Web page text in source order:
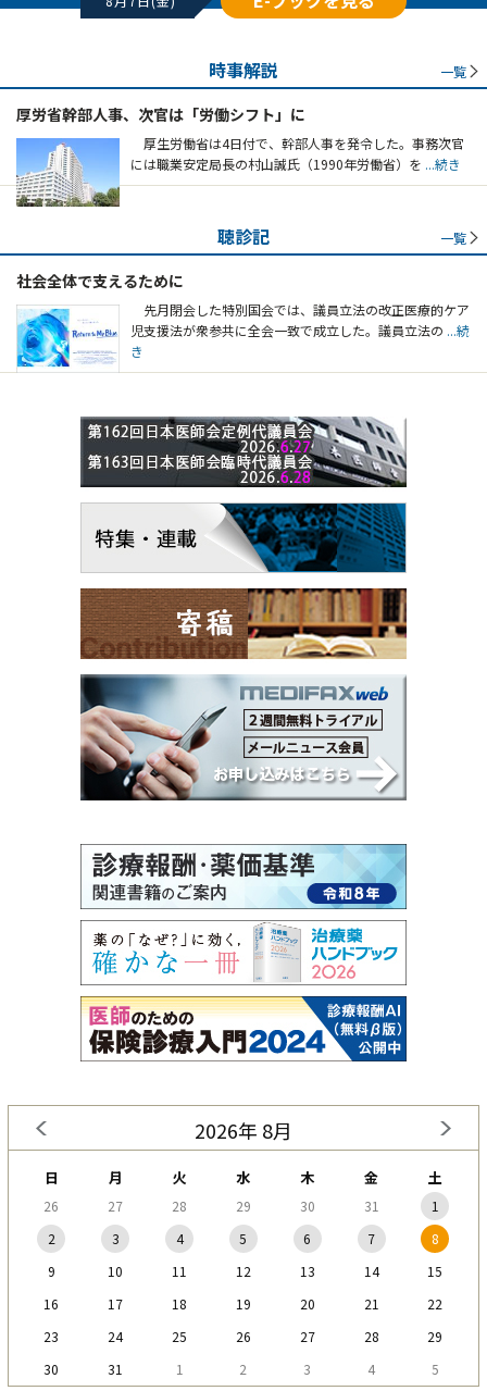
時事解説 一覧
厚労省幹部人事、次官は「労働シフト」に
厚生労働省は4日付で、幹部人事を発令した。事務次官
には職業安定局長の村山誠氏（1990年労働省）を ...続き
聴診記 一覧
社会全体で支えるために
先月閉会した特別国会では、議員立法の改正医療的ケア
児支援法が衆参共に全会一致で成立した。議員立法の ...続
き
2026年 8月
日 月 火 水 木 金 土
26 27 28 29 30 31
1
2
3 4 5 6 7
8
9
10 11 12 13 14
15
16
17 18 19 20 21
22
23
24 25 26 27 28
29
30
31 1 2 3 4 5